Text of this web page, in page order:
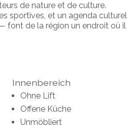
de nature et de culture.
sportives, et un agenda culturel
font de la région un endroit où il
Innenbereich
Ohne Lift
Offene Küche
Unmöbliert